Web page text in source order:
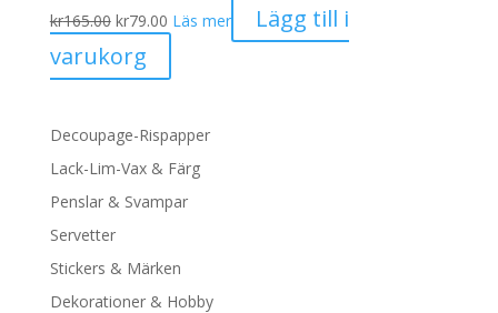
kr165.00 Det
ursprungliga
priset
kr79.00Det
nuvarande
Läs mer
Lägg till i
varukorg
Decoupage-Rispapper
Lack-Lim-Vax & Färg
Penslar & Svampar
Servetter
Stickers & Märken
Dekorationer & Hobby